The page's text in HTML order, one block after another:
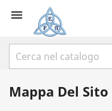

Mappa Del Sito